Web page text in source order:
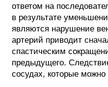
ответом на
в результате
являются нарушение
артерий приводит
спастическим
предыдущего.
сосудах, которые можно